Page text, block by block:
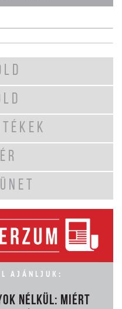
AJÁNLJUK:
NÉLKÜL: MIÉRT